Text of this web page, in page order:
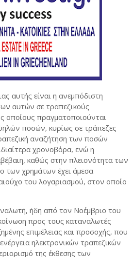
αυτής είναι η ανεμπόδιστη
αυτών σε τραπεζικούς
οποίους πραγματοποιούνται
ποσών, κυρίως σε τράπεζες
αναζήτηση των ποσών
χρονοβόρα, ενώ η
καθώς στην πλειονότητα των
των χρημάτων έχει άμεσα
του λογαριασμού, στον οποίο
ήδη από τον Νοέμβριο του
προς τους καταναλωτές
επιμέλειας και προσοχής, που
ηλεκτρονικών τραπεζικών
της έκθεσης των